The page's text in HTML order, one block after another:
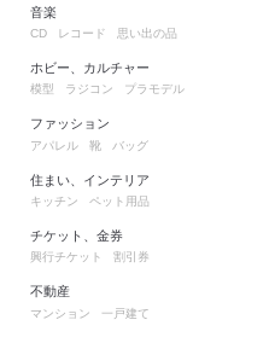
音楽
CD レコード 思い出の品
ホビー、カルチャー
模型 ラジコン プラモデル
ファッション
アパレル 靴 バッグ
住まい、インテリア
キッチン ペット用品
チケット、金券
興行チケット 割引券
不動産
マンション 一戸建て